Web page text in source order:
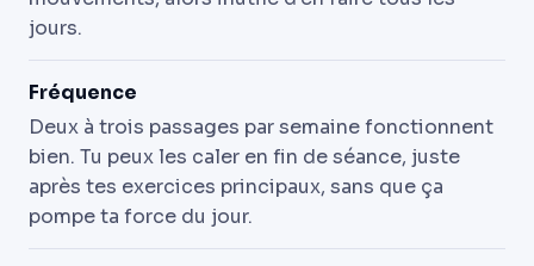
jours.
Fréquence
Deux à trois passages par semaine fonctionnent
bien. Tu peux les caler en fin de séance, juste
après tes exercices principaux, sans que ça
pompe ta force du jour.